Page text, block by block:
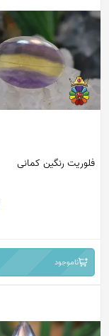
فلوریت رنگین کمانی
ناموجود